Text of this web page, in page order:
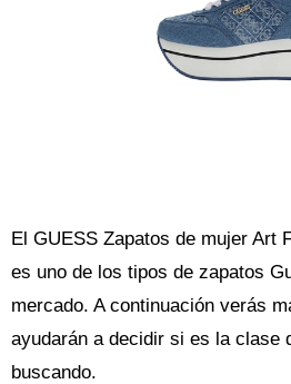
El GUESS Zapatos de mujer Art
es uno de los tipos de zapatos
mercado. A continuación verás
ayudarán a decidir si es la clase
buscando.